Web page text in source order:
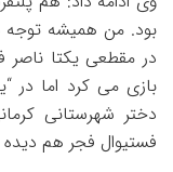
بود. من همیشه توجه
در مقطعی یکتا ناصر
بازی می کرد اما
دختر شهرستانی
فستیوال فجر هم